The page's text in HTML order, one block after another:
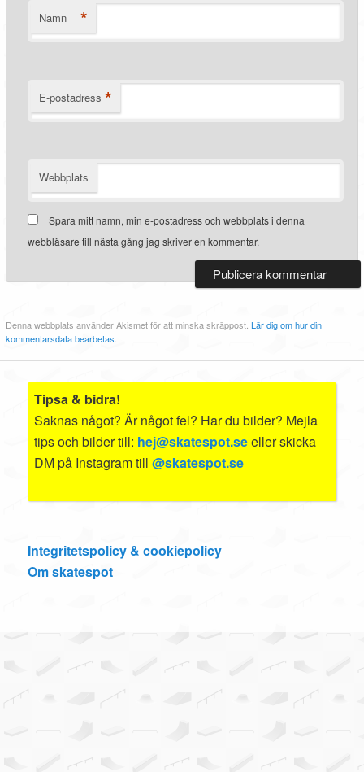
Namn *
E-postadress *
Webbplats
Spara mitt namn, min e-postadress och webbplats i denna
webbläsare till nästa gång jag skriver en kommentar.
Denna webbplats använder Akismet för att minska skräppost.Lär dig om hur din
kommentarsdata bearbetas.
Tipsa & bidra!
Saknas något? Är något fel? Har du bilder? Mejla
tips och bilder till: hej@skatespot.seeller skicka
DM på Instagram till@skatespot.se
Integritetspolicy & cookiepolicy
Om skatespot